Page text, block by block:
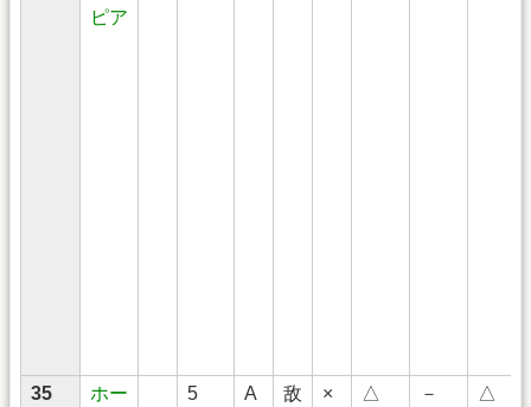
ピア
35
ホー
5 A 敌 × △ － △